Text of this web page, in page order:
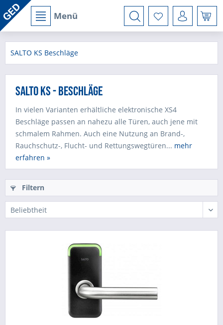
Menü
SALTO KS Beschläge
SALTO KS - Beschläge
In vielen Varianten erhältliche elektronische XS4
Beschläge passen an nahezu alle Türen, auch jene mit
schmalem Rahmen. Auch eine Nutzung an Brand-,
Rauchschutz-, Flucht- und Rettungswegtüren... mehr
erfahren »
Filtern